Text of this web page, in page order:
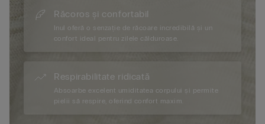
Răcoros și confortabil
Inul oferă o senzație de răcoare incredibilă și un
confort ideal pentru zilele călduroase.
Respirabilitate ridicată
Absoarbe excelent umiditatea corpului și permite
pielii să respire, oferind confort maxim.